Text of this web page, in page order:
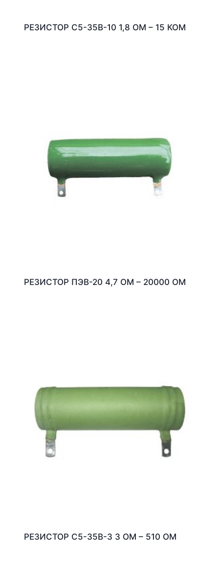
РЕЗИСТОР С5-35В-10 1,8 ОМ – 15 КОМ
РЕЗИСТОР ПЭВ-20 4,7 ОМ – 20000 ОМ
РЕЗИСТОР С5-35В-3 3 ОМ – 510 ОМ